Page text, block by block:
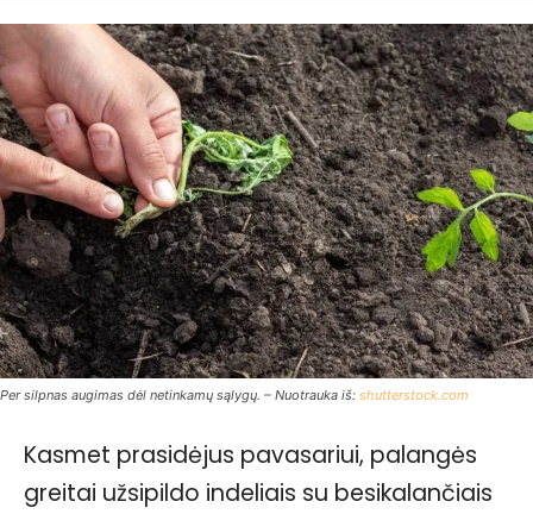
Per silpnas augimas dėl netinkamų sąlygų. – Nuotrauka iš: shutterstock.com
Kasmet prasidėjus pavasariui, palangės
greitai užsipildo indeliais su besikalančiais